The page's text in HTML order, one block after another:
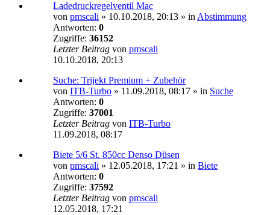
Ladedruckregelventil Mac
von pmscali » 10.10.2018, 20:13 » in Abstimmung
Antworten: 0
Zugriffe: 36152
Letzter Beitrag von pmscali
10.10.2018, 20:13
Suche: Trijekt Premium + Zubehör
von ITB-Turbo » 11.09.2018, 08:17 » in Suche
Antworten: 0
Zugriffe: 37001
Letzter Beitrag von ITB-Turbo
11.09.2018, 08:17
Biete 5/6 St. 850cc Denso Düsen
von pmscali » 12.05.2018, 17:21 » in Biete
Antworten: 0
Zugriffe: 37592
Letzter Beitrag von pmscali
12.05.2018, 17:21